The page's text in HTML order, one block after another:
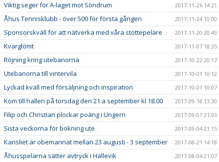
Viktig seger för A-laget mot Söndrum 2017-11-26 14:21
Åhus Tennisklubb - över 500 för första gången 2017-11-24 10:00
Sponsorskväll för att nätverka med våra stöttepelare 2017-11-20 20:43
Kvarglömt 2017-11-07 18:35
Röjning kring utebanorna 2017-10-22 20:17
Utebanorna till vintervila 2017-10-01 10:12
Lyckad kväll med försäljning och inspiration 2017-10-01 10:07
Kom till hallen på torsdag den 21:a september kl 18.00 2017-09-18 13:30
Filip och Christian plockar poäng i Ungern 2017-09-07 21:03
Sista veckorna för bokning ute 2017-09-04 21:15
Kansliet är obemannat mellan 23 augusti - 3 september 2017-08-21 14:18
Åhusspelarna sätter avtryck i Hällevik 2017-08-04 21:07